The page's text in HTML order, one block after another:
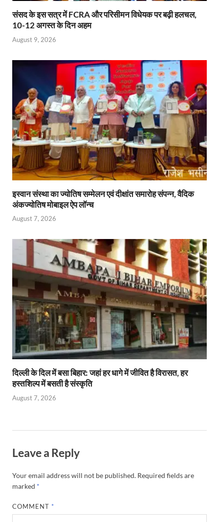
संसद के इस सत्र में FCRA और परिसीमन विधेयक पर बढ़ी हलचल,
10-12 अगस्त के दिन अहम
August 9, 2026
इस्वान संस्था का ज्योतिष सम्मेलन एवं दीक्षांत समारोह संपन्न, वैदिक
अंकज्योतिष मोबाइल ऐप लॉन्च
August 7, 2026
दिल्ली के दिल में बसा बिहार: जहां हर धागे में जीवित है विरासत, हर
हस्तशिल्प में बसती है संस्कृति
August 7, 2026
Leave a Reply
Your email address will not be published. Required fields are
marked *
COMMENT *